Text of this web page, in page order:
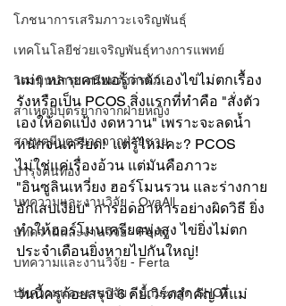
โภชนาการเสริมภาวะเจริญพันธุ์
เทคโนโลยีช่วยเจริญพันธุ์ทางการแพทย์
วิตามินบำรุงเตรียมตั้งครรภ์
สาเหตุมีบุตรยากจากฝ่ายหญิง
สาเหตุมีบุตรยากจากฝ่ายชาย
บำรุงคนท้อง
บทความและงานวิจัย - OvaAll
บทความและงานวิจัย - Ferty
บทความและงานวิจัย - Ferta
บทความและงานวิจัย - น้ำมะกรูด SHOT
แม่ๆ หลายคนพอรู้ว่าตัวเองไข่ไม่ตกเรื้อง
รังหรือเป็น PCOS สิ่งแรกที่ทำคือ "สั่งตัว
เองให้อดแป้ง งดหวาน" เพราะจะลดน้ำ
หนักจนเครียด!  แต่รู้ไหมคะ? PCOS
ไม่ใช่แค่เรื่องอ้วน แต่มันคือภาวะ
"อินซูลินเหวี่ยง ฮอร์โมนรวน และร่างกาย
อักเสบเงียบ" การอดอาหารอย่างผิดวิธี ยิ่ง
ทำให้ฮอร์โมนเครียดพุ่งสูง ไข่ยิ่งไม่ตก
ประจำเดือนยิ่งหายไปกันใหญ่!
วันนี้ครูก้อยสรุป 6 คีย์เวิร์ดสำคัญ ที่แม่